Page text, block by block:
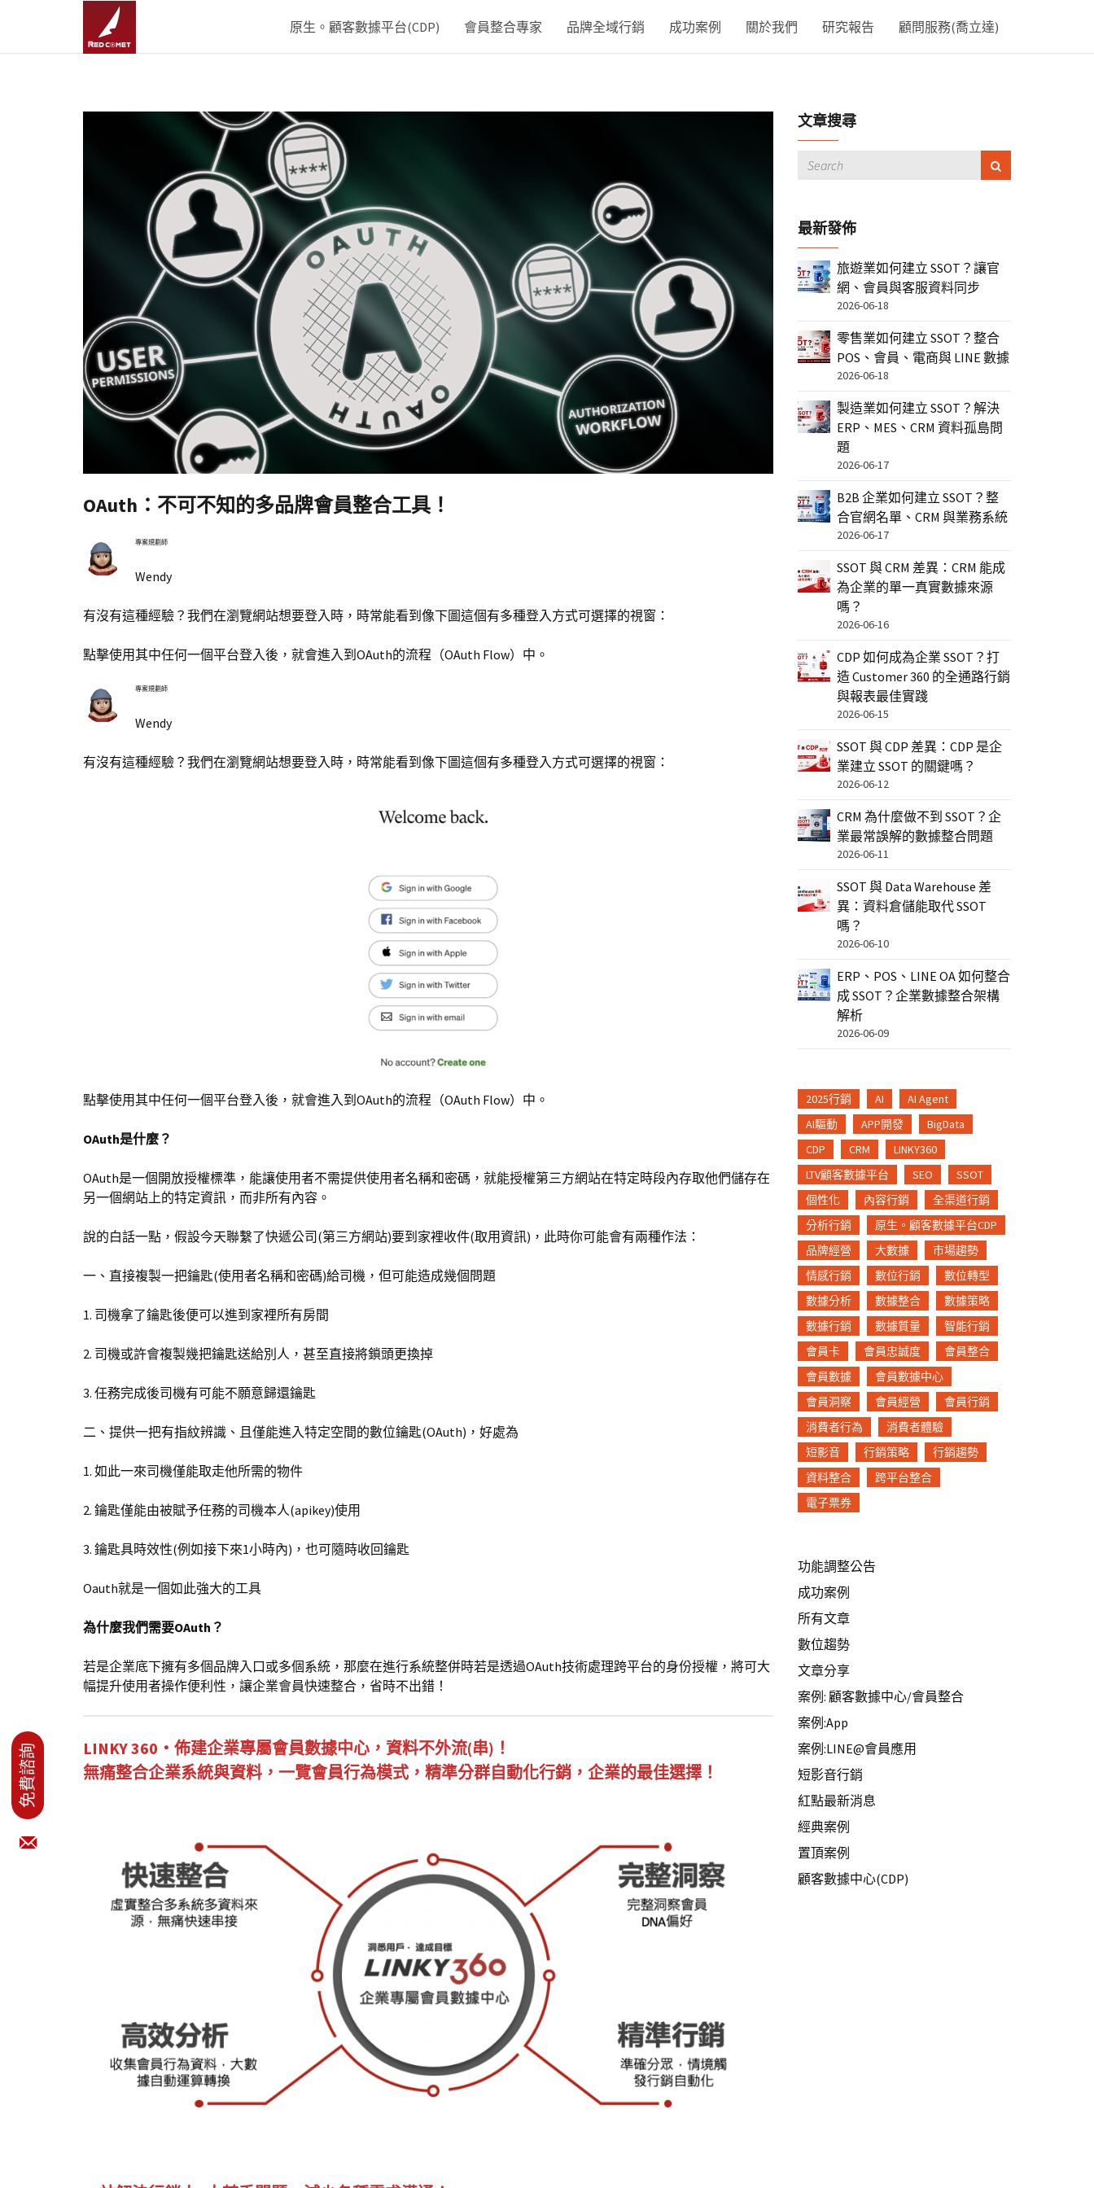
原生。顧客數據平台(CDP) 會員整合專家 品牌全域行銷 成功案例 關於我們 研究報告 顧問服務(喬立達)
OAuth：不可不知的多品牌會員整合工具！
專案規劃師
Wendy
有沒有這種經驗？我們在瀏覽網站想要登入時，時常能看到像下圖這個有多種登入方式可選擇的視窗：
點擊使用其中任何一個平台登入後，就會進入到OAuth的流程（OAuth Flow）中。
專案規劃師
Wendy
有沒有這種經驗？我們在瀏覽網站想要登入時，時常能看到像下圖這個有多種登入方式可選擇的視窗：
點擊使用其中任何一個平台登入後，就會進入到OAuth的流程（OAuth Flow）中。
OAuth是什麼？
OAuth是一個開放授權標準，能讓使用者不需提供使用者名稱和密碼，就能授權第三方網站在特定時段內存取他們儲存在
另一個網站上的特定資訊，而非所有內容。
說的白話一點，假設今天聯繫了快遞公司(第三方網站)要到家裡收件(取用資訊)，此時你可能會有兩種作法：
一、直接複製一把鑰匙(使用者名稱和密碼)給司機，但可能造成幾個問題
1. 司機拿了鑰匙後便可以進到家裡所有房間
2. 司機或許會複製幾把鑰匙送給別人，甚至直接將鎖頭更換掉
3. 任務完成後司機有可能不願意歸還鑰匙
二、提供一把有指紋辨識、且僅能進入特定空間的數位鑰匙(OAuth)，好處為
1. 如此一來司機僅能取走他所需的物件
2. 鑰匙僅能由被賦予任務的司機本人(apikey)使用
3. 鑰匙具時效性(例如接下來1小時內)，也可隨時收回鑰匙
Oauth就是一個如此強大的工具
為什麼我們需要OAuth？
若是企業底下擁有多個品牌入口或多個系統，那麼在進行系統整併時若是透過OAuth技術處理跨平台的身份授權，將可大
幅提升使用者操作便利性，讓企業會員快速整合，省時不出錯！
LINKY 360・佈建企業專屬會員數據中心，資料不外流(串)！
無痛整合企業系統與資料，一覽會員行為模式，精準分群自動化行銷，企業的最佳選擇！
文章搜尋
最新發佈
旅遊業如何建立 SSOT？讓官
網、會員與客服資料同步
2026-06-18
零售業如何建立 SSOT？整合
POS、會員、電商與 LINE 數據
2026-06-18
製造業如何建立 SSOT？解決
ERP、MES、CRM 資料孤島問
題
2026-06-17
B2B 企業如何建立 SSOT？整
合官網名單、CRM 與業務系統
2026-06-17
SSOT 與 CRM 差異：CRM 能成
為企業的單一真實數據來源
嗎？
2026-06-16
CDP 如何成為企業 SSOT？打
造 Customer 360 的全通路行銷
與報表最佳實踐
2026-06-15
SSOT 與 CDP 差異：CDP 是企
業建立 SSOT 的關鍵嗎？
2026-06-12
CRM 為什麼做不到 SSOT？企
業最常誤解的數據整合問題
2026-06-11
SSOT 與 Data Warehouse 差
異：資料倉儲能取代 SSOT
嗎？
2026-06-10
ERP、POS、LINE OA 如何整合
成 SSOT？企業數據整合架構
解析
2026-06-09
2025行銷 AI
AI Agent
AI驅動
APP開發
BigData
CDP
CRM
LINKY360
LTV顧客數據平台
SEO
SSOT
個性化
內容行銷
全渠道行銷
分析行銷
原生。顧客數據平台CDP
品牌經營
大數據
市場趨勢
情感行銷
數位行銷
數位轉型
數據分析
數據整合
數據策略
數據行銷
數據質量
智能行銷
會員卡
會員忠誠度
會員整合
會員數據
會員數據中心
會員洞察
會員經營
會員行銷
消費者行為
消費者體驗
短影音
行銷策略
行銷趨勢
資料整合
跨平台整合
電子票券
功能調整公告
成功案例
所有文章
數位趨勢
文章分享
案例: 顧客數據中心/會員整合
案例:App
案例:LINE@會員應用
短影音行銷
紅點最新消息
經典案例
置頂案例
顧客數據中心(CDP)